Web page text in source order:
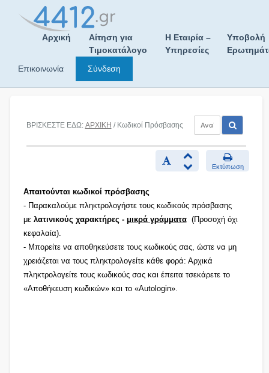
Αρχική
Αίτηση για
Τιμοκατάλογο
Η Εταιρία –
Υπηρεσίες
Υποβολή
Επικοινωνία
Σύνδεση
ΒΡΙΣΚΕΣΤΕ ΕΔΩ: ΑΡΧΙΚΗ / Κωδικοί Πρόσβασης
Εκτύπωση
Απαιτούνται κωδικοί πρόσβασης
- Παρακαλούμε πληκτρολογήστε τους κωδικούς πρόσβασης
με λατινικούς χαρακτήρες - μικρά γράμματα(Προσοχή όχι
κεφαλαία).
- Μπορείτε να αποθηκεύσετε τους κωδικούς σας, ώστε να μη
χρειάζεται να τους πληκτρολογείτε κάθε φορά: Αρχικά
πληκτρολογείτε τους κωδικούς σας και έπειτα τσεκάρετε το
«Αποθήκευση κωδικών» και το «Autologin».